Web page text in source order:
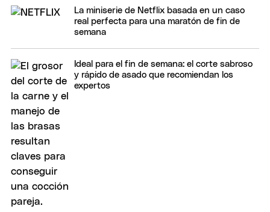
La miniserie de Netflix basada en un caso
real perfecta para una maratón de fin de
semana
Ideal para el fin de semana: el corte sabroso
y rápido de asado que recomiendan los
expertos